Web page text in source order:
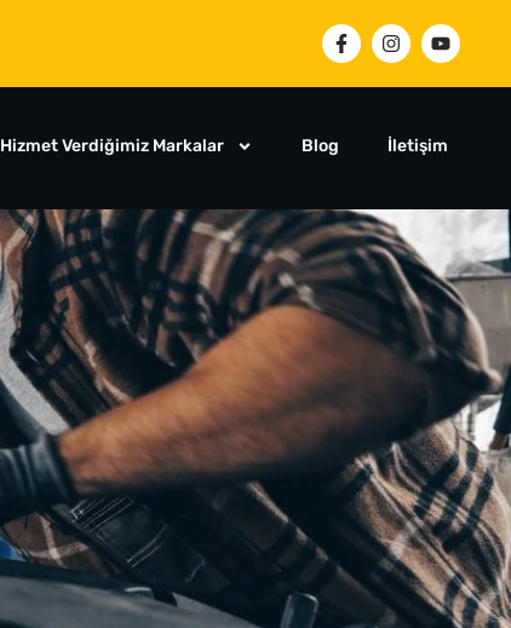
Hizmet Verdiğimiz Markalar Blog İletişim